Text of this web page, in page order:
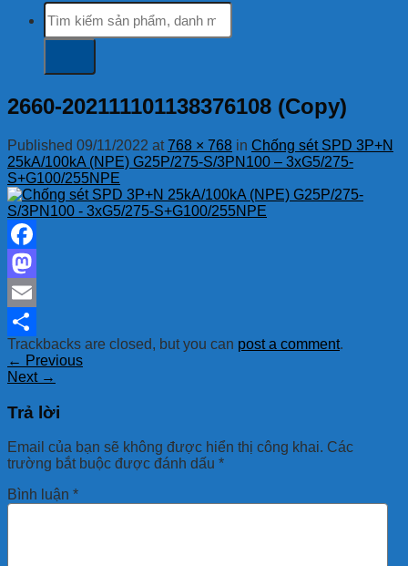
Tìm
kiếm:
2660-202111101138376108 (Copy)
Published 09/11/2022 at768 × 768 in Chống sét SPD 3P+N
25kA/100kA (NPE) G25P/275-S/3PN100 – 3xG5/275-
S+G100/255NPE
Facebook
Mastodon
Email
Share
Trackbacks are closed, but you can post a comment.
← Previous
Next →
Trả lời
Email của bạn sẽ không được hiển thị công khai. Các
trường bắt buộc được đánh dấu *
Bình luận *